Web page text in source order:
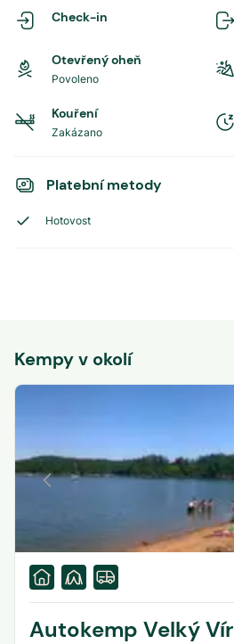
Check-in
Otevřený oheň
Povoleno
Kouření
Zakázano
Platební metody
Hotovost
Kempy v okolí
Autokemp Velký Vír